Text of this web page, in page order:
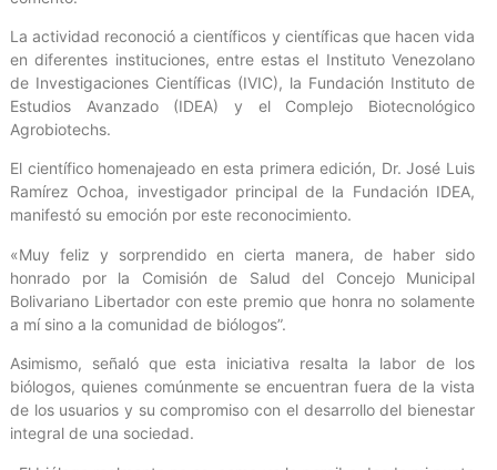
La actividad reconoció a científicos y científicas que hacen vida
en diferentes instituciones, entre estas el Instituto Venezolano
de Investigaciones Científicas (IVIC), la Fundación Instituto de
Estudios Avanzado (IDEA) y el Complejo Biotecnológico
Agrobiotechs.
El científico homenajeado en esta primera edición, Dr. José Luis
Ramírez Ochoa, investigador principal de la Fundación IDEA,
manifestó su emoción por este reconocimiento.
«Muy feliz y sorprendido en cierta manera, de haber sido
honrado por la Comisión de Salud del Concejo Municipal
Bolivariano Libertador con este premio que honra no solamente
a mí sino a la comunidad de biólogos”.
Asimismo, señaló que esta iniciativa resalta la labor de los
biólogos, quienes comúnmente se encuentran fuera de la vista
de los usuarios y su compromiso con el desarrollo del bienestar
integral de una sociedad.